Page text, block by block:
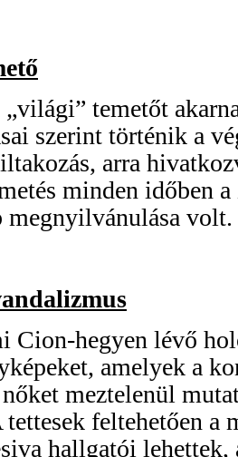
„világi” temetőt
szerint történik a
arra
minden idő­ben
meg­nyilvánulása volt.
Cion-hegyen lévő
ame­lyek a
meztelenül
tettesek feltehe­tően a
hallgatói